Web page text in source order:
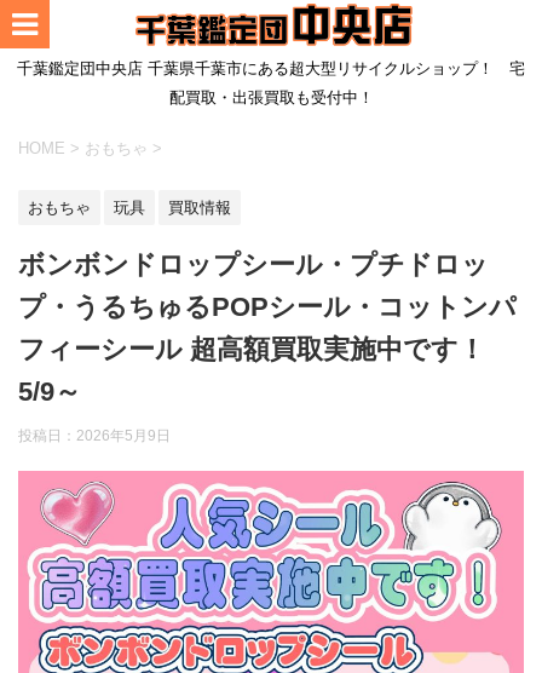
千葉鑑定団中央店 千葉県千葉市にある超大型リサイクルショップ！ 宅
配買取・出張買取も受付中！
HOME > おもちゃ >
おもちゃ 玩具 買取情報
ボンボンドロップシール・プチドロッ
プ・うるちゅるPOPシール・コットンパ
フィーシール 超高額買取実施中です！
5/9～
投稿日： 2026年5月9日